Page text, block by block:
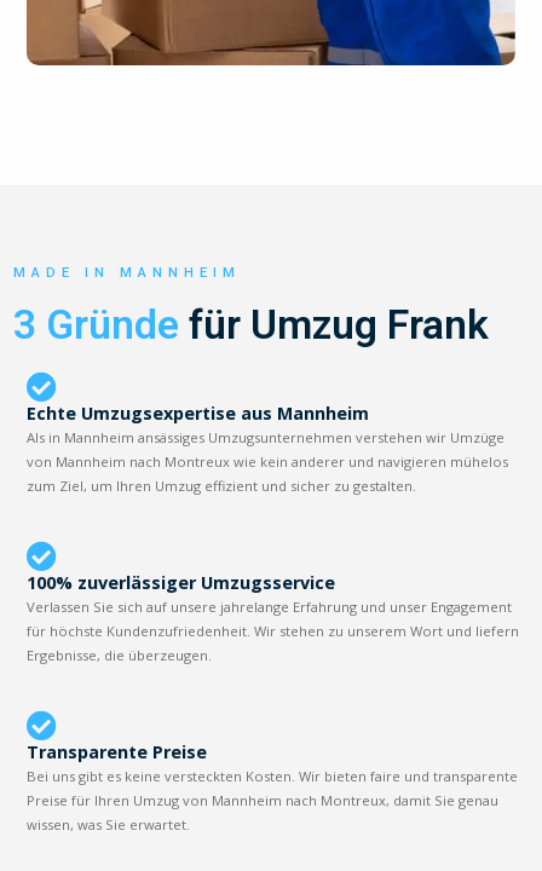
MADE IN MANNHEIM
3 Gründe für Umzug Frank
Echte Umzugsexpertise aus Mannheim
Als in Mannheim ansässiges Umzugsunternehmen verstehen wir Umzüge
von Mannheim nach Montreux wie kein anderer und navigieren mühelos
zum Ziel, um Ihren Umzug effizient und sicher zu gestalten.
100% zuverlässiger Umzugsservice
Verlassen Sie sich auf unsere jahrelange Erfahrung und unser Engagement
für höchste Kundenzufriedenheit. Wir stehen zu unserem Wort und liefern
Ergebnisse, die überzeugen.
Transparente Preise
Bei uns gibt es keine versteckten Kosten. Wir bieten faire und transparente
Preise für Ihren Umzug von Mannheim nach Montreux, damit Sie genau
wissen, was Sie erwartet.